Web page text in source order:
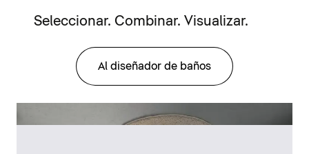
Seleccionar. Combinar. Visualizar.
Al diseñador de baños